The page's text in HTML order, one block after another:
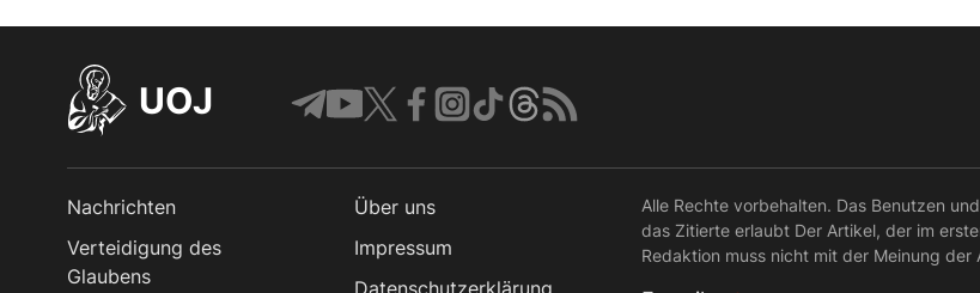
UOJ
Nachrichten
Verteidigung des
Glaubens
Über uns
Impressum
Alle Rechte vorbehalten. Das Benutzen
das Zitierte erlaubt Der Artikel, der im
Redaktion muss nicht mit der Meinung